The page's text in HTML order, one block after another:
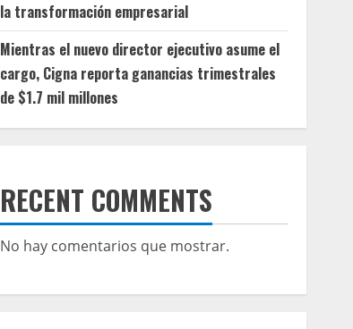
la transformación empresarial
Mientras el nuevo director ejecutivo asume el
cargo, Cigna reporta ganancias trimestrales
de $1.7 mil millones
RECENT COMMENTS
No hay comentarios que mostrar.